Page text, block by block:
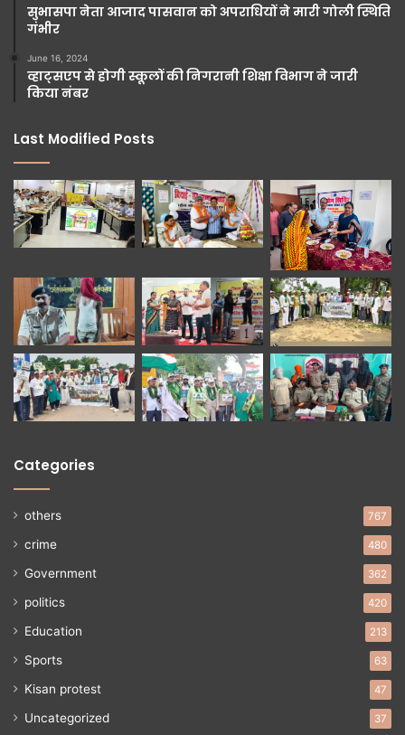
सुभासपा नेता आजाद पासवान को अपराधियों ने मारी गोली स्थिति
गंभीर
June 16, 2024
व्हाट्सएप से होगी स्कूलों की निगरानी शिक्षा विभाग ने जारी
किया नंबर
Last Modified Posts
Categories
others 767
crime 480
Government 362
politics 420
Education 213
Sports 63
Kisan protest 47
Uncategorized 37